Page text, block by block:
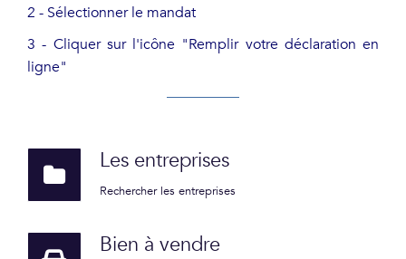
2 - Sélectionner le mandat
3 - Cliquer sur l'icône "Remplir votre déclaration en
ligne"
Les entreprises
Rechercher les entreprises
Bien à vendre